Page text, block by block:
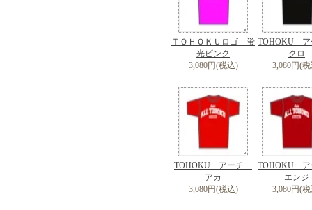
ＴＯＨＯＫＵロゴ 蛍
光ピンク
3,080円(税込)
TOHOKU
クロ
3,080円(
TOHOKU アーチ
アカ
3,080円(税込)
TOHOKU
エンジ
3,080円(